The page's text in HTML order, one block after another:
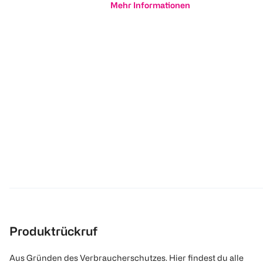
Mehr Informationen
Produktrückruf
Aus Gründen des Verbraucherschutzes. Hier findest du alle